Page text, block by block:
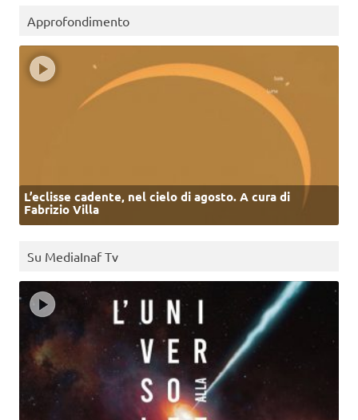
Approfondimento
L’eclisse cadente, nel cielo di agosto. A cura di
Fabrizio Villa
Su MediaInaf Tv